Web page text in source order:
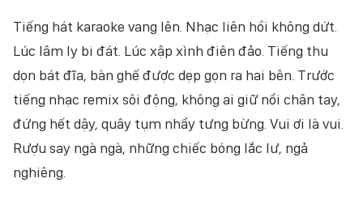
Tiếng hát karaoke vang lên. Nhạc liên hồi không dứt.
Lúc lâm ly bi đát. Lúc xập xình điên đảo. Tiếng thu
dọn bát đĩa, bàn ghế được dẹp gọn ra hai bên. Trước
tiếng nhạc remix sôi động, không ai giữ nổi chân tay,
đứng hết dậy, quây tụm nhẩy tưng bừng. Vui ơi là vui.
Rượu say ngà ngà, những chiếc bóng lắc lư, ngả
nghiêng.